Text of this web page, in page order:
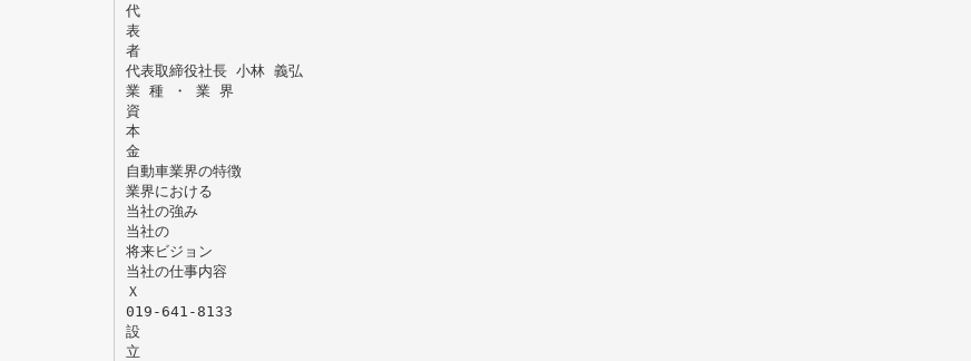
代
表
者
代表取締役社長 小林 義弘
業 種 ・ 業 界
資
本
金
自動車業界の特徴
業界における
当社の強み
当社の
将来ビジョン
当社の仕事内容
Ｘ
019-641-8133
設
立